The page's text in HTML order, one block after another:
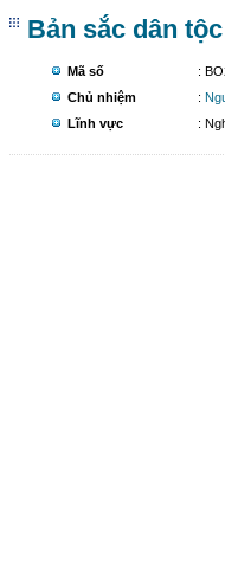
Bản sắc dân
Mã số
:
Chủ nhiệm
:
Lĩnh vực
: